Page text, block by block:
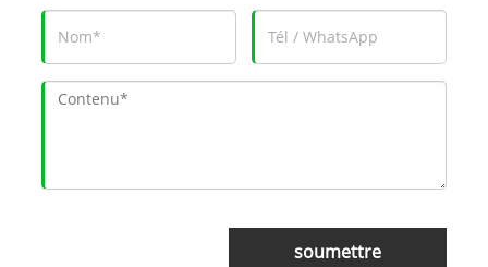
soumettre